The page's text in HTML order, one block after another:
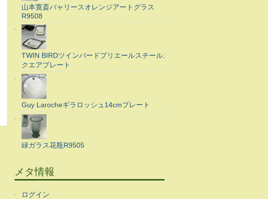
山本寛斎バャリースオレンジアートグラス
R9508
TWIN BIRDツインバードプリエールスチールス
クエアプレート
Guy Larocheギラロッシュ14cmプレート
緑ガラス花瓶R9505
メタ情報
ログイン